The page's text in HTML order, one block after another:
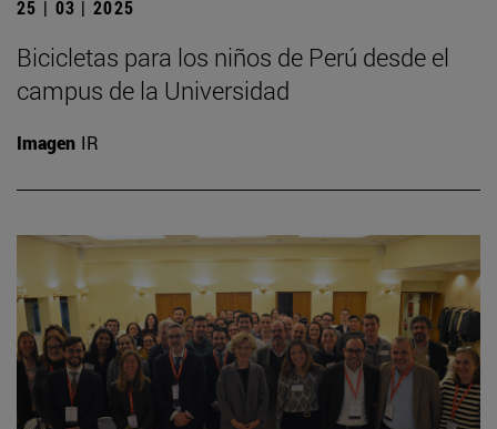
25 | 03 | 2025
Bicicletas para los niños de Perú desde el
campus de la Universidad
Imagen IR